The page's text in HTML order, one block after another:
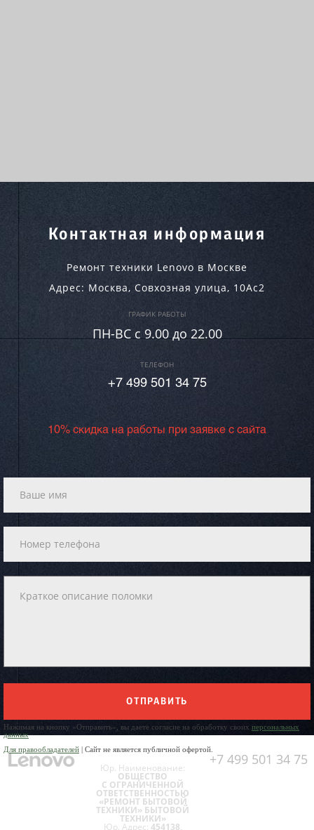
Контактная информация
Ремонт техники Lenovo в Москве
Адрес: Москва, Совхозная улица, 10Ас2
ГРАФИК РАБОТЫ
ПН-ВC c 9.00 до 22.00
ТЕЛЕФОН
+7 499 501 34 75
10% скидка на работы при заявке с сайта
ОТПРАВИТЬ
Нажимая на кнопку «Отправить», вы даете согласие на обработку своих персональных
данных
Для правообладателей | Сайт не является публичной офертой.
+7 499 501 34 75
Юр. Наименование:
ОБЩЕСТВО
С ОГРАНИЧЕННОЙ
ОТВЕТСТВЕННОСТЬЮ
«РЕМОНТ БЫТОВОЙ
ТЕХНИКИ» БЫТОВОЙ
ТЕХНИКИ»
Юр. Адрес: 454138,